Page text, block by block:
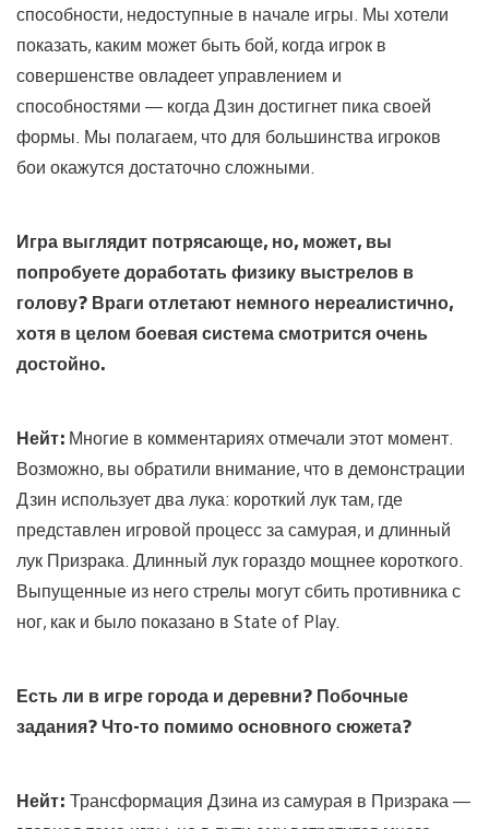
способности, недоступные в начале игры. Мы хотели
показать, каким может быть бой, когда игрок в
совершенстве овладеет управлением и
способностями — когда Дзин достигнет пика своей
формы. Мы полагаем, что для большинства игроков
бои окажутся достаточно сложными.
Игра выглядит потрясающе, но, может, вы
попробуете доработать физику выстрелов в
голову? Враги отлетают немного нереалистично,
хотя в целом боевая система смотрится очень
достойно.
Нейт: Многие в комментариях отмечали этот момент.
Возможно, вы обратили внимание, что в демонстрации
Дзин использует два лука: короткий лук там, где
представлен игровой процесс за самурая, и длинный
лук Призрака. Длинный лук гораздо мощнее короткого.
Выпущенные из него стрелы могут сбить противника с
ног, как и было показано в State of Play.
Есть ли в игре города и деревни? Побочные
задания? Что-то помимо основного сюжета?
Нейт: Трансформация Дзина из самурая в Призрака —